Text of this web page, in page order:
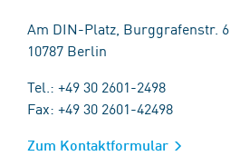
Am DIN-Platz, Burggrafenstr. 6
10787 Berlin
Tel.: +49 30 2601-2498
Fax: +49 30 2601-42498
Zum Kontaktformular